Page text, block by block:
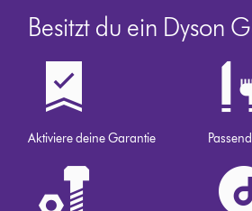
Besitzt du ein Dyson
Aktiviere deine Garantie